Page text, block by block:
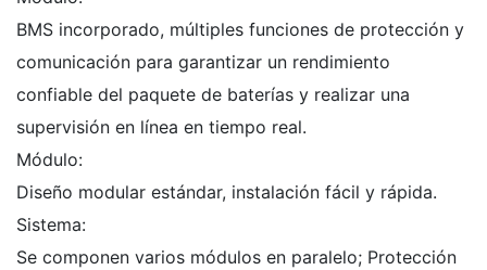
BMS incorporado, múltiples funciones de protección y
comunicación para garantizar un rendimiento
confiable del paquete de baterías y realizar una
supervisión en línea en tiempo real.
Módulo:
Diseño modular estándar, instalación fácil y rápida.
Sistema:
Se componen varios módulos en paralelo; Protección